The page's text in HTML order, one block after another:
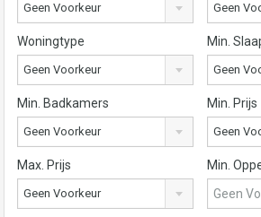
Geen Voorkeur Geen
Woningtype
Geen Voorkeur
Min.
Geen
Min. Badkamers
Geen Voorkeur
Min. Prijs
Geen
Max. Prijs
Geen Voorkeur
Min.